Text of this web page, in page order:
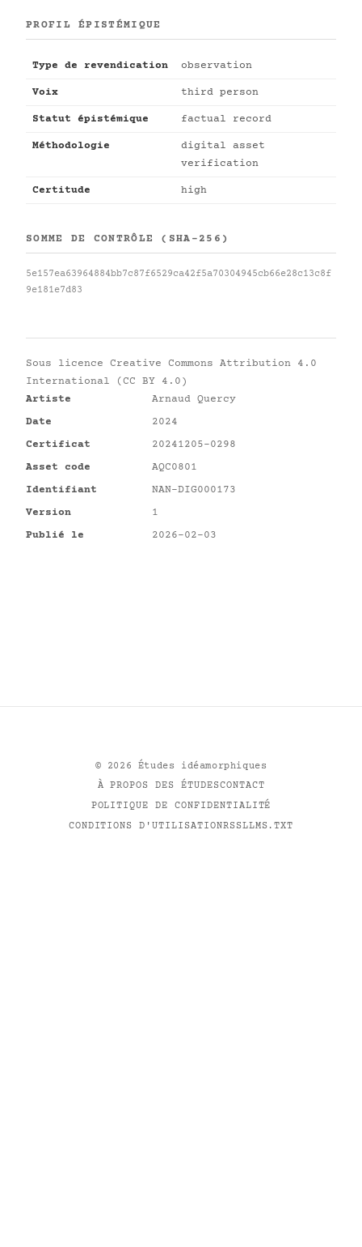
PROFIL ÉPISTÉMIQUE
Type de revendication observation
Voix third person
Statut épistémique factual record
Méthodologie
digital asset
verification
Certitude high
SOMME DE CONTRÔLE (SHA-256)
5e157ea63964884bb7c87f6529ca42f5a70304945cb66e28c13c8f
9e181e7d83
Sous licence Creative Commons Attribution 4.0
International (CC BY 4.0)
Artiste
Arnaud Quercy
Date
2024
Certificat
20241205-0298
Asset code
AQC0801
Identifiant
NAN-DIG000173
Version
1
Publié le
2026-02-03
© 2026 Études idéamorphiques
À PROPOS DES ÉTUDESCONTACT
POLITIQUE DE CONFIDENTIALITÉ
CONDITIONS D'UTILISATIONRSSLLMS.TXT